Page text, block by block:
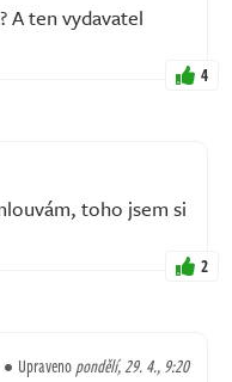
A ten vydavatel
4
toho jsem si
2
Upravenopondělí, 29. 4., 9:20